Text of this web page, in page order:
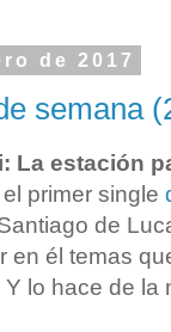
de 2017
semana
La estación
primer single
de
en él temas
lo hace de